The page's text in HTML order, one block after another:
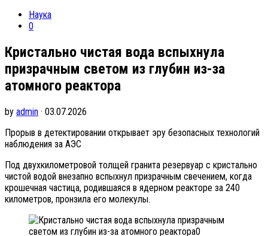
Наука
0
Кристально чистая вода вспыхнула
призрачным светом из глубин из-за
атомного реактора
by admin · 03.07.2026
Прорыв в детектировании открывает эру безопасных технологий
наблюдения за АЭС
Под двухкилометровой толщей гранита резервуар с кристально
чистой водой внезапно вспыхнул призрачным свечением, когда
крошечная частица, родившаяся в ядерном реакторе за 240
километров, пронзила его молекулы.